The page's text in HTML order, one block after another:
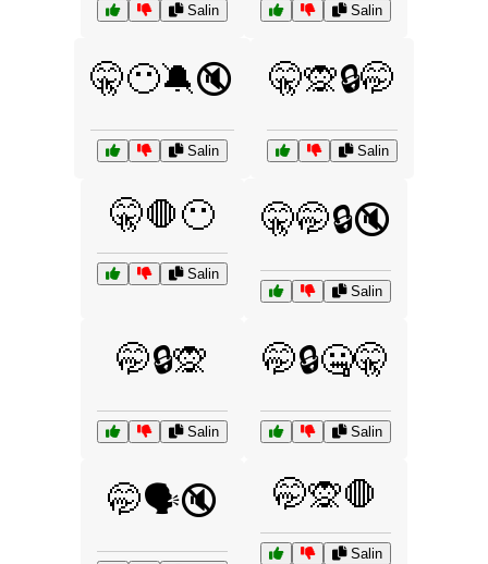
Salin Salin
🤫😶🔕🔇
Salin
🤫🙊🔒🤭
Salin
🤫🛑😶
Salin
🤫🤭🔒🔇
Salin
🤭🔒🙊
Salin
🤭🔒🤐🤫
Salin
🤭🗣️🔇 🤭🙊🛑
Salin